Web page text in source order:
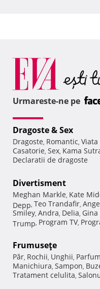
Urmareste-ne pe
Dragoste & Sex
Dragoste, Romantic, Viata
Casatorie, Sex, Kama
Declaratii de dragoste
Divertisment
Meghan Markle, Kate
Depp, Teo Trandafir,
Smiley, Andra, Delia, Gina
Trump, Program TV,
Frumuseţe
Păr, Rochii, Unghii,
Manichiura, Sampon,
Tratament celulita,